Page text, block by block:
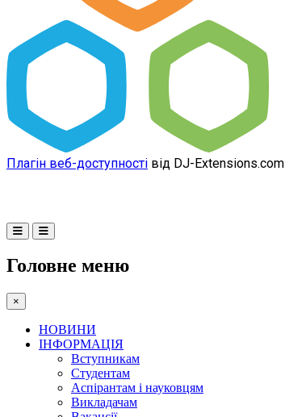
Плагін веб-доступності від DJ-Extensions.com
Головне меню
×
НОВИНИ
ІНФОРМАЦІЯ
Вступникам
Студентам
Аспірантам і науковцям
Викладачам